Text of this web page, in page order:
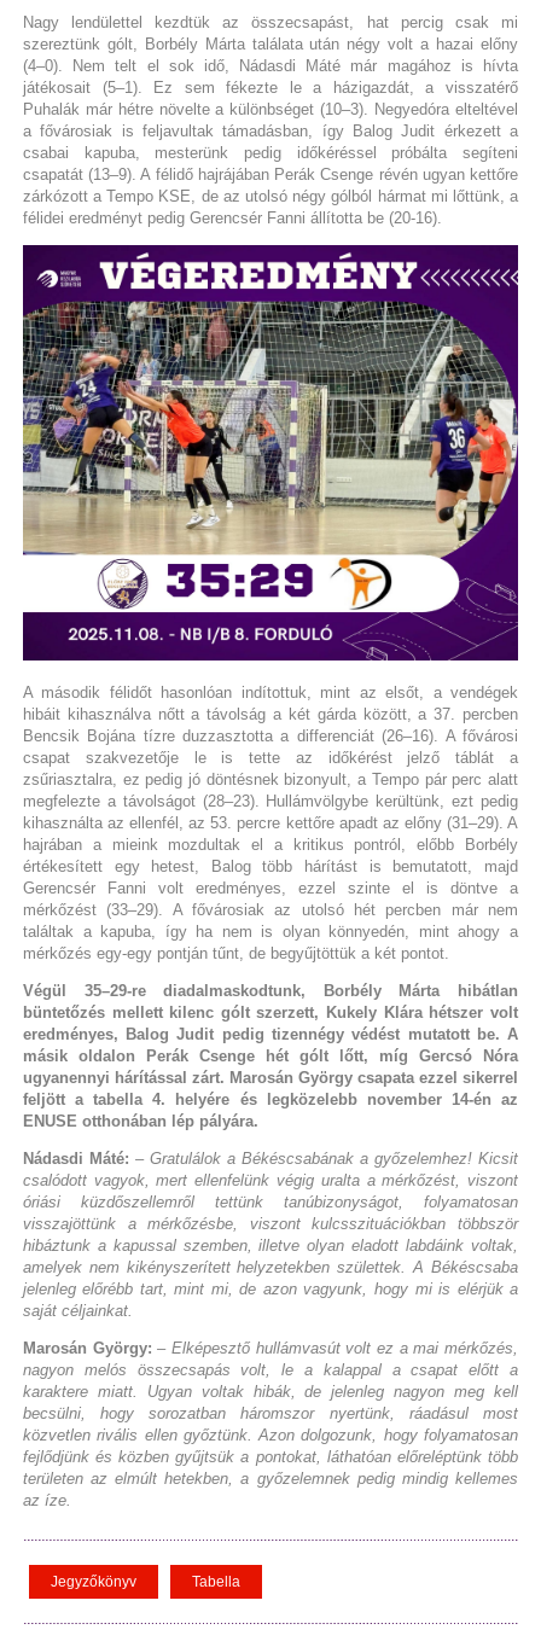
Nagy lendülettel kezdtük az összecsapást, hat percig csak mi
szereztünk gólt, Borbély Márta találata után négy volt a hazai előny
(4–0). Nem telt el sok idő, Nádasdi Máté már magához is hívta
játékosait (5–1). Ez sem fékezte le a házigazdát, a visszatérő
Puhalák már hétre növelte a különbséget (10–3). Negyedóra elteltével
a fővárosiak is feljavultak támadásban, így Balog Judit érkezett a
csabai kapuba, mesterünk pedig időkéréssel próbálta segíteni
csapatát (13–9). A félidő hajrájában Perák Csenge révén ugyan kettőre
zárkózott a Tempo KSE, de az utolsó négy gólból hármat mi lőttünk, a
félidei eredményt pedig Gerencsér Fanni állította be (20-16).
A második félidőt hasonlóan indítottuk, mint az elsőt, a vendégek
hibáit kihasználva nőtt a távolság a két gárda között, a 37. percben
Bencsik Bojána tízre duzzasztotta a differenciát (26–16). A fővárosi
csapat szakvezetője le is tette az időkérést jelző táblát a
zsűriasztalra, ez pedig jó döntésnek bizonyult, a Tempo pár perc alatt
megfelezte a távolságot (28–23). Hullámvölgybe kerültünk, ezt pedig
kihasználta az ellenfél, az 53. percre kettőre apadt az előny (31–29). A
hajrában a mieink mozdultak el a kritikus pontról, előbb Borbély
értékesített egy hetest, Balog több hárítást is bemutatott, majd
Gerencsér Fanni volt eredményes, ezzel szinte el is döntve a
mérkőzést (33–29). A fővárosiak az utolsó hét percben már nem
találtak a kapuba, így ha nem is olyan könnyedén, mint ahogy a
mérkőzés egy-egy pontján tűnt, de begyűjtöttük a két pontot.
Végül 35–29-re diadalmaskodtunk, Borbély Márta hibátlan
büntetőzés mellett kilenc gólt szerzett, Kukely Klára hétszer volt
eredményes, Balog Judit pedig tizennégy védést mutatott be. A
másik oldalon Perák Csenge hét gólt lőtt, míg Gercsó Nóra
ugyanennyi hárítással zárt. Marosán György csapata ezzel sikerrel
feljött a tabella 4. helyére és legközelebb november 14-én az
ENUSE otthonában lép pályára.
Nádasdi Máté: – Gratulálok a Békéscsabának a győzelemhez! Kicsit
csalódott vagyok, mert ellenfelünk végig uralta a mérkőzést, viszont
óriási küzdőszellemről tettünk tanúbizonyságot, folyamatosan
visszajöttünk a mérkőzésbe, viszont kulcsszituációkban többször
hibáztunk a kapussal szemben, illetve olyan eladott labdáink voltak,
amelyek nem kikényszerített helyzetekben születtek. A Békéscsaba
jelenleg előrébb tart, mint mi, de azon vagyunk, hogy mi is elérjük a
saját céljainkat.
Marosán György: – Elképesztő hullámvasút volt ez a mai mérkőzés,
nagyon melós összecsapás volt, le a kalappal a csapat előtt a
karaktere miatt. Ugyan voltak hibák, de jelenleg nagyon meg kell
becsülni, hogy sorozatban háromszor nyertünk, ráadásul most
közvetlen rivális ellen győztünk. Azon dolgozunk, hogy folyamatosan
fejlődjünk és közben gyűjtsük a pontokat, láthatóan előreléptünk több
területen az elmúlt hetekben, a győzelemnek pedig mindig kellemes
az íze.
Jegyzőkönyv Tabella